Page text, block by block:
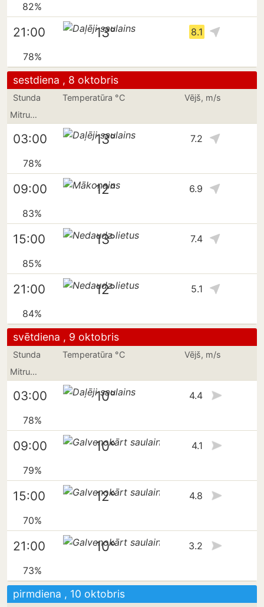
82%
21:00 13° 8.1
78%
sestdiena , 8 oktobris
Stunda Temperatūra °C
Vējš, m/s
Mitrums
03:00 13° 7.2
78%
09:00 12° 6.9
83%
15:00 13° 7.4
85%
21:00 12° 5.1
84%
svētdiena , 9 oktobris
Stunda Temperatūra °C
Vējš, m/s
Mitrums
03:00 10° 4.4
78%
09:00 10° 4.1
79%
15:00 12° 4.8
70%
21:00 10° 3.2
73%
pirmdiena , 10 oktobris